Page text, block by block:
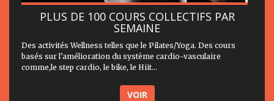
PLUS DE 100 COURS COLLECTIFS PAR
SEMAINE
Des activités Wellness telles que le Pilates/Yoga. Des cours
basés sur l'amélioration du système cardio-vasculaire
comme,le step cardio, le bike, le Hiit...
VOIR